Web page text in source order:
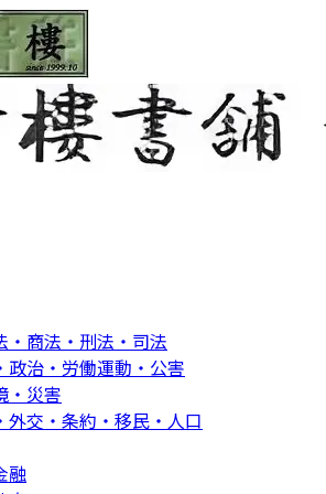
・商法・刑法・司法
政治・労働運動・公害
・災害
外交・条約・移民・人口
融